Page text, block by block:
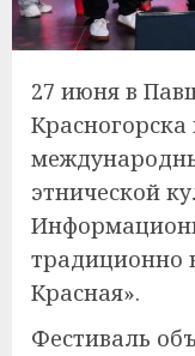
27 июня в
этнической
традиционно
Красная».
Фестиваль